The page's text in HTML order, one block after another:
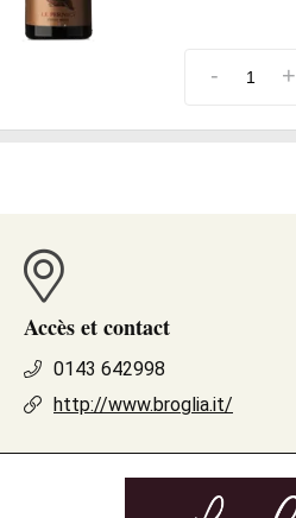
- +
Accès et contact
0143 642998
http://www.broglia.it/